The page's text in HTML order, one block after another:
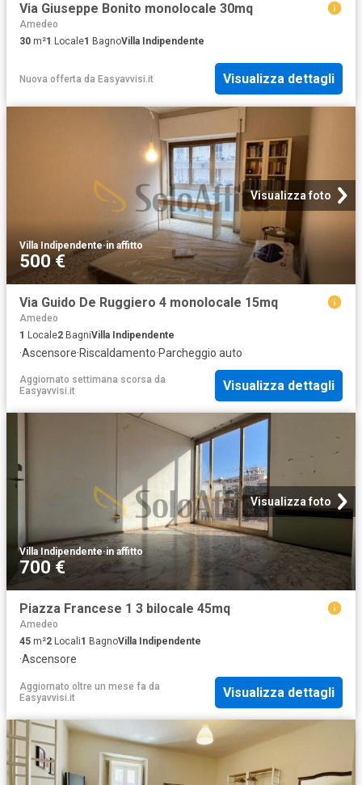
Via Giuseppe Bonito monolocale 30mq
Amedeo
30 m²1 Locale1 BagnoVilla Indipendente
Nuova offerta da Easyavvisi.it Visualizza dettagli
Visualizza foto
Villa Indipendente·in affitto
500 €
Via Guido De Ruggiero 4 monolocale 15mq
Amedeo
1 Locale2 BagniVilla Indipendente
·Ascensore·Riscaldamento·Parcheggio auto
Aggiornato settimana scorsa da
Easyavvisi.it
Visualizza dettagli
Visualizza foto
Villa Indipendente·in affitto
700 €
Piazza Francese 1 3 bilocale 45mq
Amedeo
45 m²2 Locali1 BagnoVilla Indipendente
·Ascensore
Aggiornato oltre un mese fa da
Easyavvisi.it
Visualizza dettagli